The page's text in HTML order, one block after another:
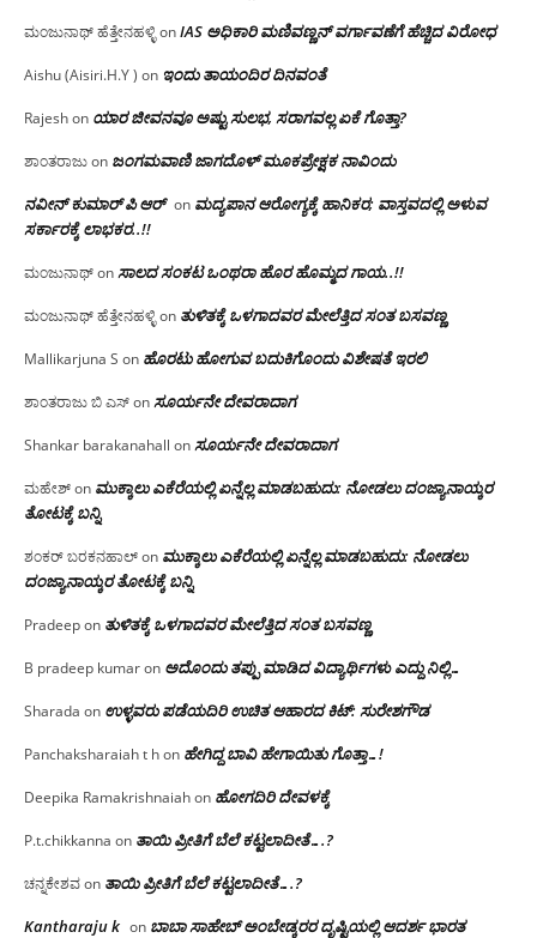
ಮಂಜುನಾಥ್ ಹೆತ್ತೇನಹಳ್ಳಿonIAS ಅಧಿಕಾರಿ ಮಣಿವಣ್ಣನ್ ವರ್ಗಾವಣೆಗೆ ಹೆಚ್ಚಿದ‌ ವಿರೋಧ
Aishu (Aisiri.H.Y ) on ಇಂದು ತಾಯಂದಿರ ದಿನವಂತೆ
Rajeshon ಯಾರ ಜೀವನವೂ ಅಷ್ಟು ಸುಲಭ, ಸರಾಗವಲ್ಲ ಏಕೆ ಗೊತ್ತಾ?
ಶಾಂತರಾಜುon ಜಂಗಮವಾಣಿ ಜಾಗದೊಳ್ ಮೂಕಪ್ರೇಕ್ಷಕ ನಾವಿಂದು
ನವೀನ್ ಕುಮಾರ್ ಪಿ ಆರ್ on ಮದ್ಯಪಾನ ಆರೋಗ್ಯಕ್ಕೆ ಹಾನಿಕರ; ವಾಸ್ತವದಲ್ಲಿ ಅಳುವ
ಸರ್ಕಾರಕ್ಕೆ ಲಾಭಕರ..!!
ಮಂಜುನಾಥ್on ಸಾಲದ ಸಂಕಟ ಒಂಥರಾ ಹೊರ ಹೊಮ್ಮದ ಗಾಯ..!!
ಮಂಜುನಾಥ್ ಹೆತ್ತೇನಹಳ್ಳಿon ತುಳಿತಕ್ಕೆ ಒಳಗಾದವರ ಮೇಲೆತ್ತಿದ ಸಂತ ಬಸವಣ್ಣ
Mallikarjuna S on ಹೊರಟು ಹೋಗುವ ಬದುಕಿಗೊಂದು ವಿಶೇಷತೆ ಇರಲಿ
ಶಾಂತರಾಜು ಬಿ ಎಸ್on ಸೂರ್ಯನೇ ದೇವರಾದಾಗ
Shankar barakanahall on ಸೂರ್ಯನೇ ದೇವರಾದಾಗ
ಮಹೇಶ್on ಮುಕ್ಕಾಲು ಎಕೆರೆಯಲ್ಲಿ ಏನ್ನೆಲ್ಲ‌ ಮಾಡಬಹುದು: ನೋಡಲು ದಂಜ್ಯಾನಾಯ್ಕರ
ತೋಟಕ್ಕೆ ಬನ್ನಿ
ಶಂಕರ್ ಬರಕನಹಾಲ್on ಮುಕ್ಕಾಲು ಎಕೆರೆಯಲ್ಲಿ ಏನ್ನೆಲ್ಲ‌ ಮಾಡಬಹುದು: ನೋಡಲು
ದಂಜ್ಯಾನಾಯ್ಕರ ತೋಟಕ್ಕೆ ಬನ್ನಿ
Pradeepon ತುಳಿತಕ್ಕೆ ಒಳಗಾದವರ ಮೇಲೆತ್ತಿದ ಸಂತ ಬಸವಣ್ಣ
B pradeep kumaron ಅದೊಂದು ತಪ್ಪು ಮಾಡಿದ ವಿದ್ಯಾರ್ಥಿಗಳು ಎದ್ದು ನಿಲ್ಲಿ…
Sharada on ಉಳ್ಳವರು ಪಡೆಯದಿರಿ ಉಚಿತ ಆಹಾರದ ಕಿಟ್: ಸುರೇಶಗೌಡ
Panchaksharaiah t hon ಹೇಗಿದ್ದ ಬಾವಿ ಹೇಗಾಯಿತು ಗೊತ್ತಾ…!
Deepika Ramakrishnaiahon ಹೋಗದಿರಿ ದೇವಳಕ್ಕೆ
P.t.chikkanna on ತಾಯಿ ಪ್ರೀತಿಗೆ ಬೆಲೆ ಕಟ್ಟಲಾದೀತೆ….?
ಚನ್ನಕೇಶವon ತಾಯಿ ಪ್ರೀತಿಗೆ ಬೆಲೆ ಕಟ್ಟಲಾದೀತೆ….?
Kantharaju k on ಬಾಬಾ ಸಾಹೇಬ್ ಅಂಬೇಡ್ಕರರ ದೃಷ್ಟಿಯಲ್ಲಿ ಆದರ್ಶ ಭಾರತ